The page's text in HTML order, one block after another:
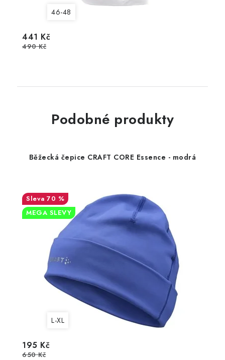
46-48
441 Kč
490 Kč
Podobné produkty
Běžecká čepice CRAFT CORE Essence - modrá
70 %
MEGA SLEVY
L-XL
195 Kč
650 Kč